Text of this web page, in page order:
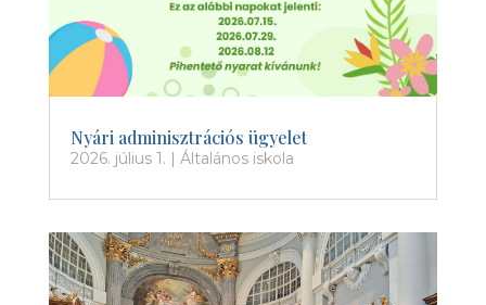
Nyári adminisztrációs ügyelet
2026. július 1. | Általános iskola